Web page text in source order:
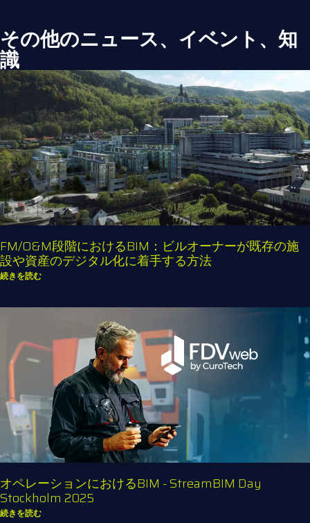
その他のニュース、イベント、知
識
FM/O&M段階におけるBIM：ビルオーナーが既存の施
設や資産のデジタル化に着手する方法
続きを読む
オペレーションにおけるBIM - StreamBIM Day
Stockholm 2025
続きを読む